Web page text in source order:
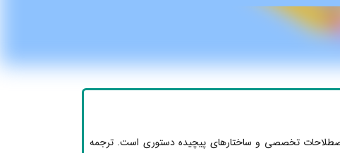
اصطلاحات تخصصی و ساختارهای پیچیده دستوری است. ترجمه